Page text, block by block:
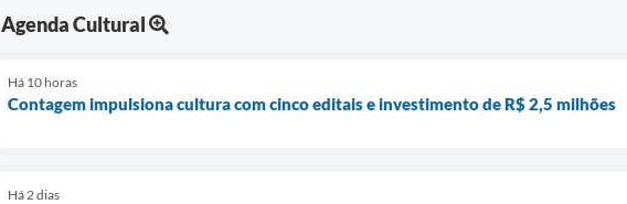
Agenda Cultural
Há 10 horas
Contagem impulsiona cultura com cinco editais e investimento de R$ 2,5 milhões
Há 2 dias